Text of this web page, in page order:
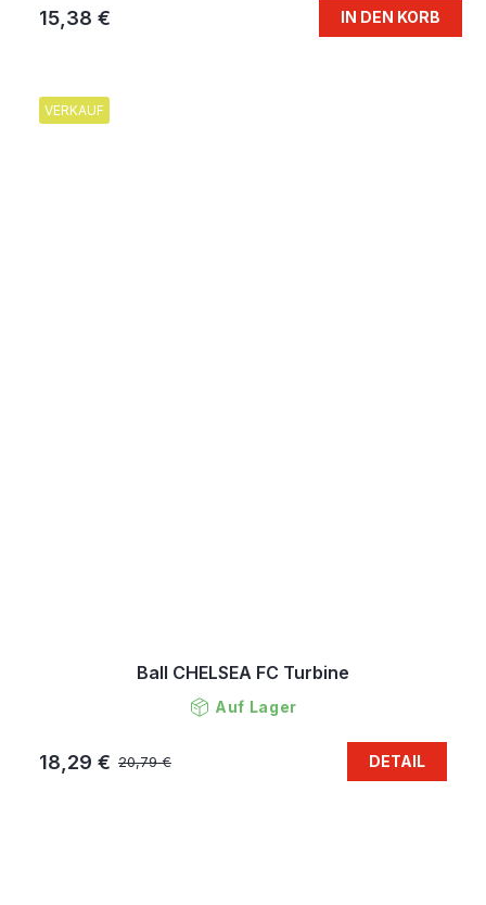
15,38 € IN DEN KORB
VERKAUF
Ball CHELSEA FC Turbine
Auf Lager
20,79 €
18,29 € DETAIL